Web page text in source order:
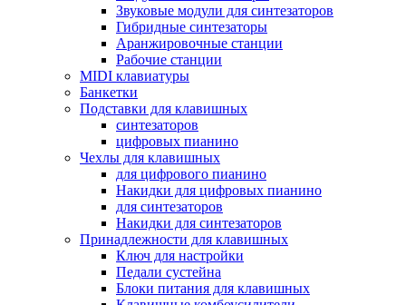
Звуковые модули для синтезаторов
Гибридные синтезаторы
Аранжировочные станции
Рабочие станции
MIDI клавиатуры
Банкетки
Подставки для клавишных
синтезаторов
цифровых пианино
Чехлы для клавишных
для цифрового пианино
Накидки для цифровых пианино
для синтезаторов
Накидки для синтезаторов
Принадлежности для клавишных
Ключ для настройки
Педали сустейна
Блоки питания для клавишных